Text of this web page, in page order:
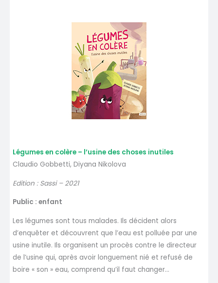
Légumes en colère – l’usine des choses inutiles
Claudio Gobbetti, Diyana Nikolova
Edition : Sassi – 2021
Public : enfant
Les légumes sont tous malades. Ils décident alors
d’enquêter et découvrent que l’eau est polluée par une
usine inutile. Ils organisent un procès contre le directeur
de l’usine qui, après avoir longuement nié et refusé de
boire « son » eau, comprend qu’il faut changer…